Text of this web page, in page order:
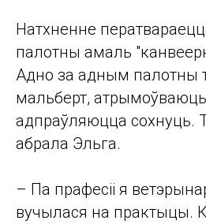
Натхненне
палотны амаль
Адно за адным палотны
мальберт,
адпраўляюцца сохнуць.
абрала Эльга.
– Па прафесіі я
вучылася на практыцы.